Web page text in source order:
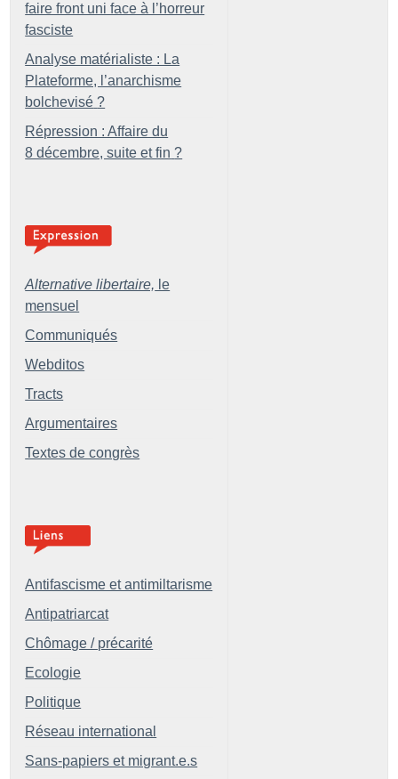
faire front uni face à l’horreur
fasciste
Analyse matérialiste : La
Plateforme, l’anarchisme
bolchevisé ?
Répression : Affaire du
8 décembre, suite et fin ?
Alternative libertaire, le
mensuel
Communiqués
Webditos
Tracts
Argumentaires
Textes de congrès
Antifascisme et antimiltarisme
Antipatriarcat
Chômage / précarité
Ecologie
Politique
Réseau international
Sans-papiers et migrant.e.s